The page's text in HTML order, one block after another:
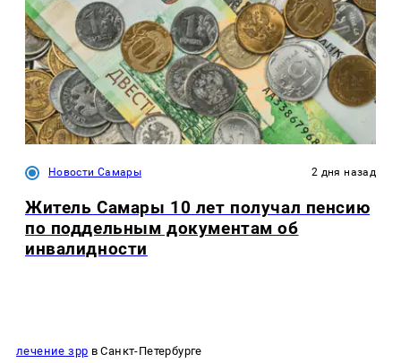
Новости Самары 2 дня назад
Житель Самары 10 лет получал пенсию
по поддельным документам об
инвалидности
лечение зрр в Санкт-Петербурге